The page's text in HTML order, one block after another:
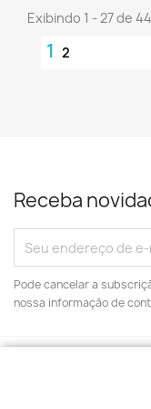
Exibindo 1 - 27 de
1 2
Receba
Pode cancelar a
nossa informação de